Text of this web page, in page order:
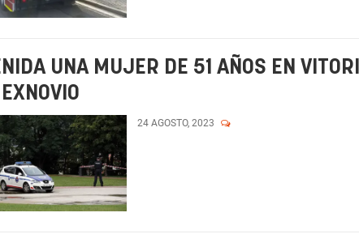
UNA MUJER DE 51 AÑOS EN
24 AGOSTO, 2023